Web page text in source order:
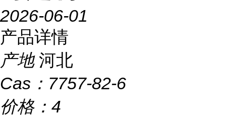
2026-06-01
产品详情
产地 河北
Cas： 7757-82-6
价格： 4